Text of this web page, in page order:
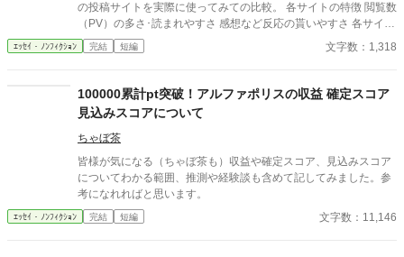
の投稿サイトを実際に使ってみての比較。 各サイトの特徴 閲覧数
（PV）の多さ･読まれやすさ 感想など反応の貰いやすさ 各サイト
のジャンル傾向 以上を基準に比較する。 ☆どのサイトを使おうか
と色々試している時に軽く整理したメモがあり、せっかくなので
まとめたものなので短く簡単にしかまとめてないので、もっと詳
しく知りたい場合は他の人のを参考にすることを推奨します。
ｴｯｾｲ・ﾉﾝﾌｨｸｼｮﾝ 完結 短編 文字数：1,318
100000累計pt突破！アルファポリスの収益 確定スコア
見込みスコアについて
ちゃぼ茶
皆様が気になる（ちゃぼ茶も）収益や確定スコア、見込みスコア
についてわかる範囲、推測や経験談も含めて記してみました。参
考になれればと思います。
ｴｯｾｲ・ﾉﾝﾌｨｸｼｮﾝ 完結 短編 文字数：11,146